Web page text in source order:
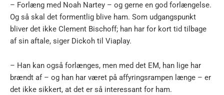
– Forlæng med Noah Nartey – og gerne en god forlængelse.
Og så skal det formentlig blive ham. Som udgangspunkt
bliver det ikke Clement Bischoff; han har for kort tid tilbage
af sin aftale, siger Dickoh til Viaplay.
– Han kan også forlænges, men med det EM, han lige har
brændt af – og han har været på affyringsrampen længe – er
det ikke sikkert, at det er så interessant for ham.